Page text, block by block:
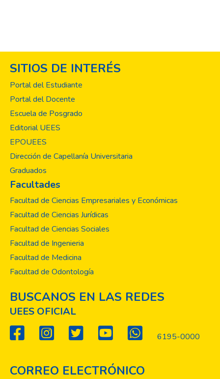
SITIOS DE INTERÉS
Portal del Estudiante
Portal del Docente
Escuela de Posgrado
Editorial UEES
EPOUEES
Dirección de Capellanía Universitaria
Graduados
Facultades
Facultad de Ciencias Empresariales y Económicas
Facultad de Ciencias Jurídicas
Facultad de Ciencias Sociales
Facultad de Ingenieria
Facultad de Medicina
Facultad de Odontología
BUSCANOS EN LAS REDES
UEES OFICIAL
6195-0000
CORREO ELECTRÓNICO